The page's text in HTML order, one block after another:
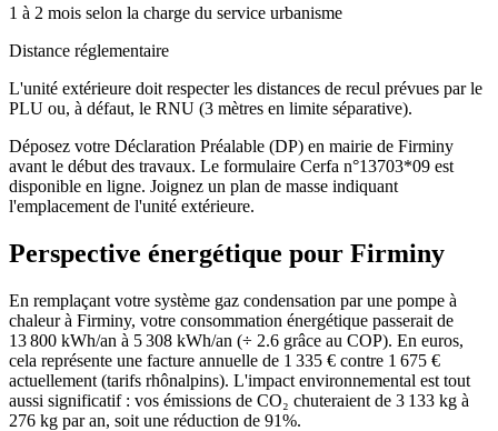
1 à 2 mois selon la charge du service urbanisme
Distance réglementaire
L'unité extérieure doit respecter les distances de recul prévues par le
PLU ou, à défaut, le RNU (3 mètres en limite séparative).
Déposez votre Déclaration Préalable (DP) en mairie de Firminy
avant le début des travaux. Le formulaire Cerfa n°13703*09 est
disponible en ligne. Joignez un plan de masse indiquant
l'emplacement de l'unité extérieure.
Perspective énergétique pour Firminy
En remplaçant votre système gaz condensation par une pompe à
chaleur à Firminy, votre consommation énergétique passerait de
13 800 kWh/an à 5 308 kWh/an (÷ 2.6 grâce au COP). En euros,
cela représente une facture annuelle de 1 335 € contre 1 675 €
actuellement (tarifs rhônalpins). L'impact environnemental est tout
aussi significatif : vos émissions de CO₂ chuteraient de 3 133 kg à
276 kg par an, soit une réduction de 91%.